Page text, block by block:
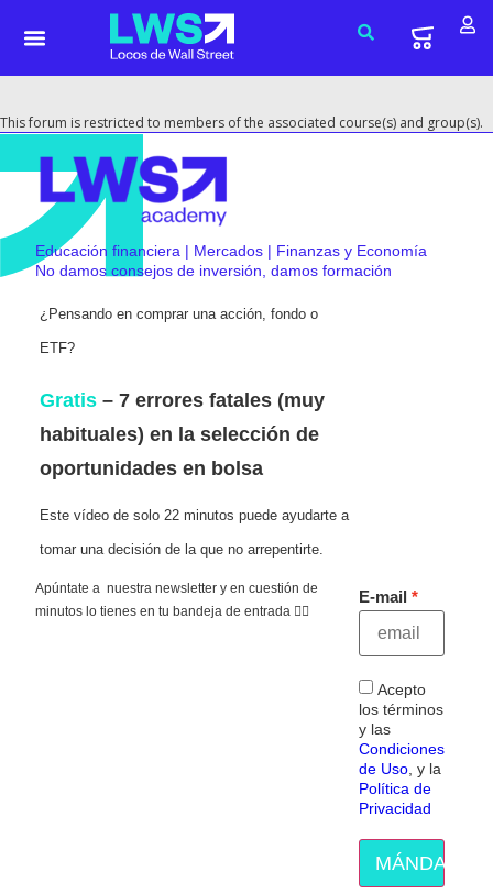
This forum is restricted to members of the associated course(s) and group(s).
Educación financiera | Mercados | Finanzas y Economía
No damos consejos de inversión, damos formación
¿Pensando en comprar una acción, fondo o
ETF?
Gratis – 7 errores fatales (muy
habituales) en la selección de
oportunidades en bolsa
Este vídeo de solo 22 minutos puede ayudarte a
tomar una decisión de la que no arrepentirte.
Apúntate a nuestra newsletter y en cuestión de
minutos lo tienes en tu bandeja de entrada 👇🏻
E-mail
Acepto
los términos
y las
Condiciones
de Uso, y la
Política de
Privacidad
MÁNDAME